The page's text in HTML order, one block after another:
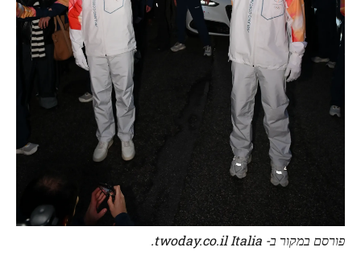
פורסם במקור ב- twoday.co.il Italia.